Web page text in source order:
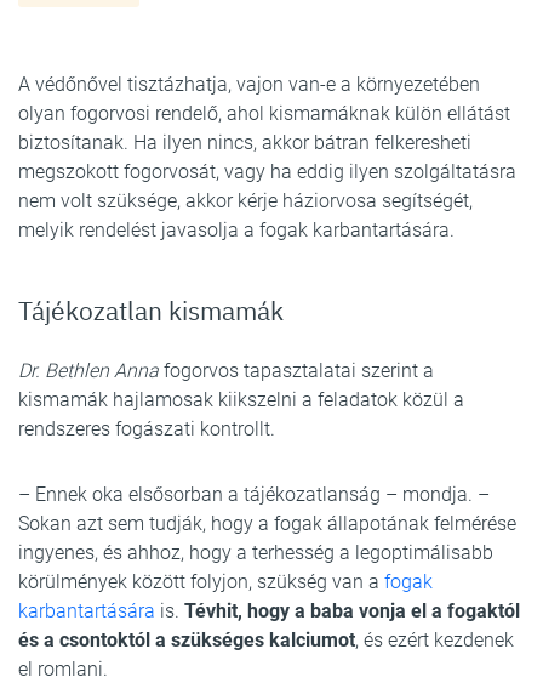
A védőnővel tisztázhatja, vajon van-e a környezetében
olyan fogorvosi rendelő, ahol kismamáknak külön ellátást
biztosítanak. Ha ilyen nincs, akkor bátran felkeresheti
megszokott fogorvosát, vagy ha eddig ilyen szolgáltatásra
nem volt szüksége, akkor kérje háziorvosa segítségét,
melyik rendelést javasolja a fogak karbantartására.
Tájékozatlan kismamák
Dr. Bethlen Anna fogorvos tapasztalatai szerint a
kismamák hajlamosak kiikszelni a feladatok közül a
rendszeres fogászati kontrollt.
– Ennek oka elsősorban a tájékozatlanság – mondja. –
Sokan azt sem tudják, hogy a fogak állapotának felmérése
ingyenes, és ahhoz, hogy a terhesség a legoptimálisabb
körülmények között folyjon, szükség van a fogak
karbantartására is. Tévhit, hogy a baba vonja el a fogaktól
és a csontoktól a szükséges kalciumot, és ezért kezdenek
el romlani.